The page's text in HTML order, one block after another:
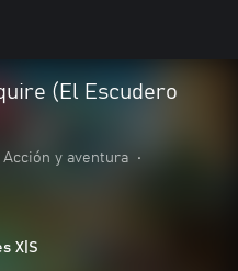
(El Escudero
Acción y aventura
•
X|S